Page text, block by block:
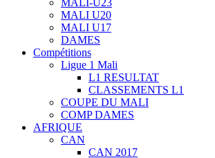
MALI-U23
MALI U20
MALI U17
DAMES
Compétitions
Ligue 1 Mali
L1 RESULTAT
CLASSEMENTS L1
COUPE DU MALI
COMP DAMES
AFRIQUE
CAN
CAN 2017